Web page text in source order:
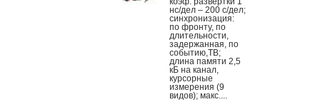
нс/дел – 200 с/дел;
синхронизация:
по фронту, по
длительности,
задержанная, по
событию,ТВ;
длина памяти 2,5
кБ на канал,
курсорные
измерения (9
видов); макс....